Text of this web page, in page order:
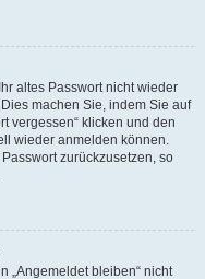
altes Passwort nicht wieder
machen Sie, indem Sie auf
vergessen“ klicken und den
wieder anmelden können.
zurückzusetzen, so
„Angemeldet bleiben“ nicht